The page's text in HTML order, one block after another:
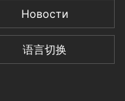
Новости
语言切换